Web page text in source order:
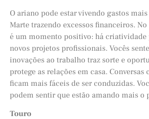
O ariano pode estar vivendo gastos
Marte trazendo excessos financeiros.
é um momento positivo: há criatividade
novos projetos profissionais. Vocês
inovações ao trabalho traz sorte e
protege as relações em casa.
ficam mais fáceis de ser conduzidas.
podem sentir que estão amando mais o
Touro